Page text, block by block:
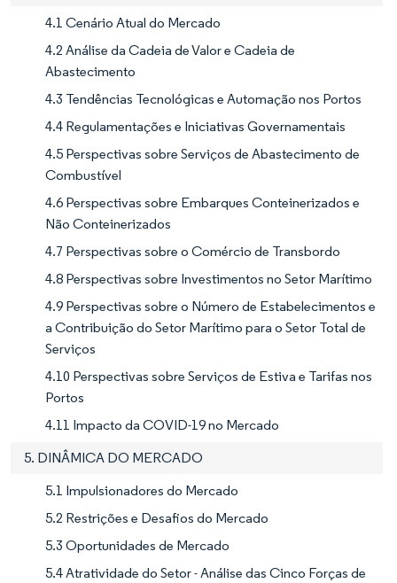
4.1 Cenário Atual do Mercado
4.2 Análise da Cadeia de Valor e Cadeia de
Abastecimento
4.3 Tendências Tecnológicas e Automação nos Portos
4.4 Regulamentações e Iniciativas Governamentais
4.5 Perspectivas sobre Serviços de Abastecimento de
Combustível
4.6 Perspectivas sobre Embarques Conteinerizados e
Não Conteinerizados
4.7 Perspectivas sobre o Comércio de Transbordo
4.8 Perspectivas sobre Investimentos no Setor Marítimo
4.9 Perspectivas sobre o Número de Estabelecimentos e
a Contribuição do Setor Marítimo para o Setor Total de
Serviços
4.10 Perspectivas sobre Serviços de Estiva e Tarifas nos
Portos
4.11 Impacto da COVID-19 no Mercado
5. DINÂMICA DO MERCADO
5.1 Impulsionadores do Mercado
5.2 Restrições e Desafios do Mercado
5.3 Oportunidades de Mercado
5.4 Atratividade do Setor - Análise das Cinco Forças de